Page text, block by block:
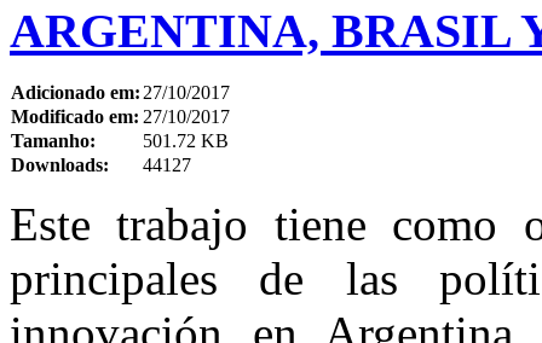
ARGENTINA, BRASIL
Adicionado em: 27/10/2017
Modificado em: 27/10/2017
Tamanho:
501.72 KB
Downloads:
44127
Este trabajo tiene como
principales de las